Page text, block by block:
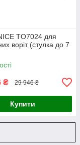
TO7024 для
воріт (стулка до 7
₴ 29 946 ₴
Купити